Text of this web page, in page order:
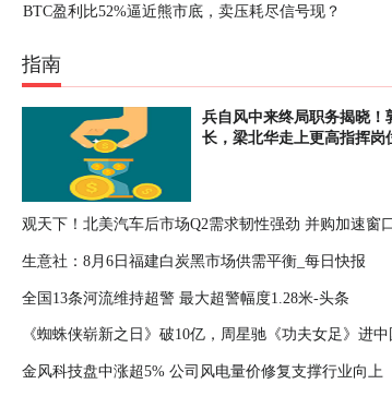
BTC盈利比52%逼近熊市底，卖压耗尽信号现？
指南
兵自风中来终局职务揭晓！
长，梁北华走上更高指挥岗
观天下！北美汽车后市场Q2需求韧性强劲 并购加速窗
生意社：8月6日福建白炭黑市场供需平衡_每日快报
全国13条河流维持超警 最大超警幅度1.28米-头条
《蜘蛛侠崭新之日》破10亿，周星驰《功夫女足》进
头条
金风科技盘中涨超5% 公司风电量价修复支撑行业向上